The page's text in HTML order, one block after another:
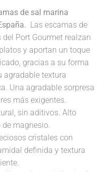
de sal marina
Las escamas de
Port Gourmet realzan
y aportan un toque
gracias a su forma
agradable textura
Una agradable sorpresa
más exigentes.
sin aditivos. Alto
magnesio.
cristales con
definida y textura